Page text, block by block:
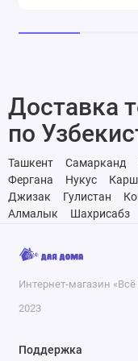
Доставка
по
Ташкент Самарканд
Фергана
Нукус
Джизак
Гулистан
Алмалык
Шахрисабз
Интернет-магазин
2023
Поддержка